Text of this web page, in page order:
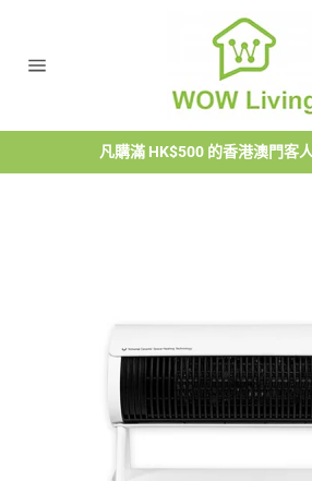
覽
凡購滿 HK$500 的香港澳門客